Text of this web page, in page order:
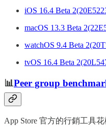
iOS 16.4 Beta
macOS 13.3 Beta
watchOS 9.4 Beta
tvOS 16.4 Beta
📊Peer group
App Store 官方的行銷工具花